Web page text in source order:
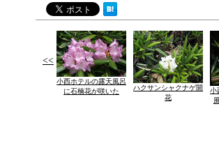
<<
小西ホテルの露天風呂
に石楠花が咲いた
ハクサンシャクナゲ開
花
小